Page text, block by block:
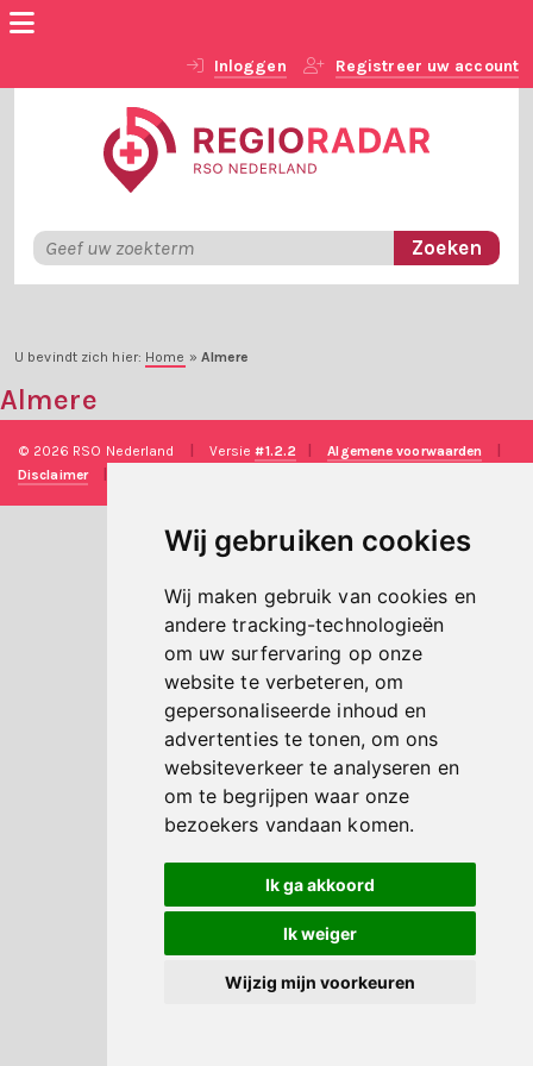
Wij gebruiken cookies
Wij maken gebruik van cookies en
andere tracking-technologieën
om uw surfervaring op onze
website te verbeteren, om
gepersonaliseerde inhoud en
advertenties te tonen, om ons
websiteverkeer te analyseren en
om te begrijpen waar onze
bezoekers vandaan komen.
Ik ga akkoord
Ik weiger
Wijzig mijn voorkeuren
Inloggen Registreer uw account
U bevindt zich hier: Home » Almere
Almere
© 2026 RSO Nederland Versie#1.2.2 Algemene voorwaarden
Disclaimer